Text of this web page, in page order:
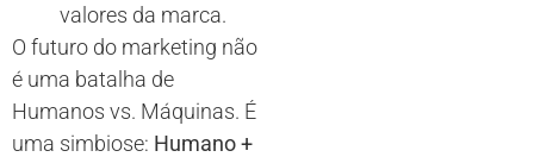
valores da marca.
O futuro do marketing não
é uma batalha de
Humanos vs. Máquinas. É
uma simbiose: Humano +